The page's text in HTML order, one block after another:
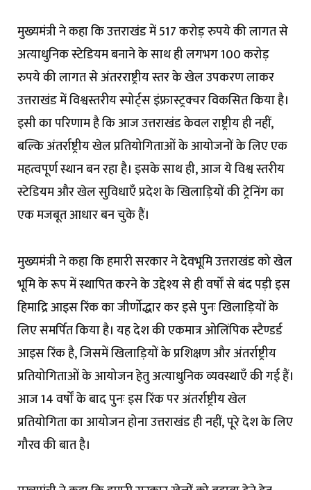
मुख्यमंत्री ने कहा कि उत्तराखंड में 517 करोड़ रुपये की लागत से
अत्याधुनिक स्टेडियम बनाने के साथ ही लगभग 100 करोड़
रुपये की लागत से अंतरराष्ट्रीय स्तर के खेल उपकरण लाकर
उत्तराखंड में विश्वस्तरीय स्पोर्ट्स इंफ्रास्ट्रक्चर विकसित किया है।
इसी का परिणाम है कि आज उत्तराखंड केवल राष्ट्रीय ही नहीं,
बल्कि अंतर्राष्ट्रीय खेल प्रतियोगिताओं के आयोजनों के लिए एक
महत्वपूर्ण स्थान बन रहा है। इसके साथ ही, आज ये विश्व स्तरीय
स्टेडियम और खेल सुविधाएँ प्रदेश के खिलाड़ियों की ट्रेनिंग का
एक मजबूत आधार बन चुके हैं।
मुख्यमंत्री ने कहा कि हमारी सरकार ने देवभूमि उत्तराखंड को खेल
भूमि के रूप में स्थापित करने के उद्देश्य से ही वर्षों से बंद पड़ी इस
हिमाद्रि आइस रिंक का जीर्णाेद्धार कर इसे पुनः खिलाड़ियों के
लिए समर्पित किया है। यह देश की एकमात्र ओलिंपिक स्टैण्डर्ड
आइस रिंक है, जिसमें खिलाड़ियों के प्रशिक्षण और अंतर्राष्ट्रीय
प्रतियोगिताओं के आयोजन हेतु अत्याधुनिक व्यवस्थाएँ की गई हैं।
आज 14 वर्षों के बाद पुनः इस रिंक पर अंतर्राष्ट्रीय खेल
प्रतियोगिता का आयोजन होना उत्तराखंड ही नहीं, पूरे देश के लिए
गौरव की बात है।